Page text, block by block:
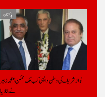
پاکستان
نواز شریف کی وطن واپسی کب تک ممکن؟ محمد زبیر
نے بتادیا